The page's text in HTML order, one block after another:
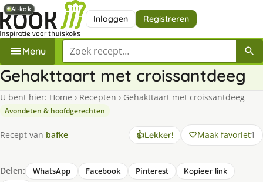
Inloggen Registreren
Menu Zoek een recept
Gehakttaart met croissantdeeg
U bent hier: Home › Recepten › Gehakttaart met croissantdeeg
Avondeten & hoofdgerechten
Recept van bafke 👍Lekker! Maak favoriet1
Delen: WhatsApp Facebook Pinterest
Kopieer link
AI-kok
AI-kok